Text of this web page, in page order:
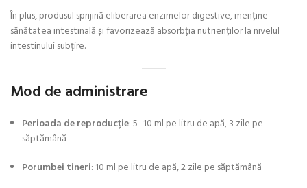
În plus, produsul sprijină eliberarea enzimelor digestive, menține
sănătatea intestinală și favorizează absorbția nutrienților la nivelul
intestinului subțire.
Mod de administrare
Perioada de reproducție: 5–10 ml pe litru de apă, 3 zile pe
săptămână
Porumbei tineri: 10 ml pe litru de apă, 2 zile pe săptămână